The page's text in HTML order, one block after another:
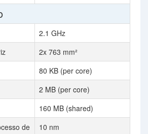
2.1 GHz
2x 763 mm²
80 KB (per core)
2 MB (per core)
160 MB (shared)
de
10 nm